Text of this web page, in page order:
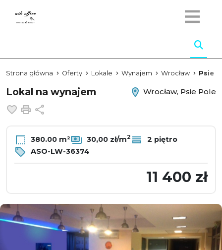
Strona główna Oferty Lokale Wynajem Wrocław Psie
Lokal na wynajem
Wrocław, Psie Pole
Dodaj do ulubionych
Drukuj
380.00 m² 30,00 zł/m2
2 piętro
ASO-LW-36374
11 400 zł